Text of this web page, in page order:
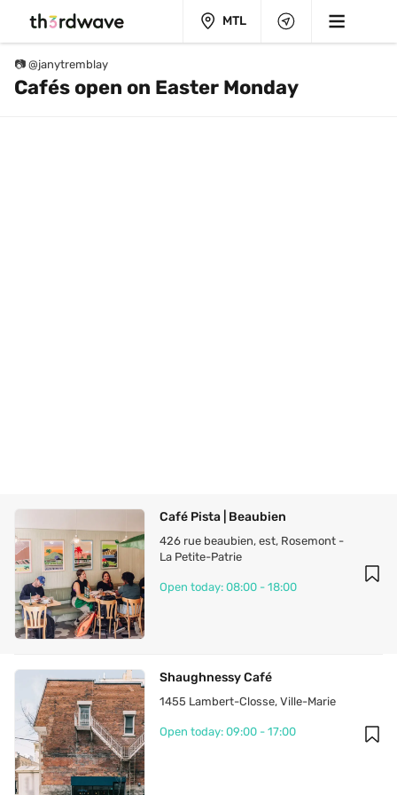
MTL
📷 @janytremblay
Cafés open on Easter Monday
Café Pista | Beaubien
426 rue beaubien, est, Rosemont -
La Petite-Patrie
Open today: 08:00 - 18:00
Shaughnessy Café
1455 Lambert-Closse, Ville-Marie
Open today: 09:00 - 17:00